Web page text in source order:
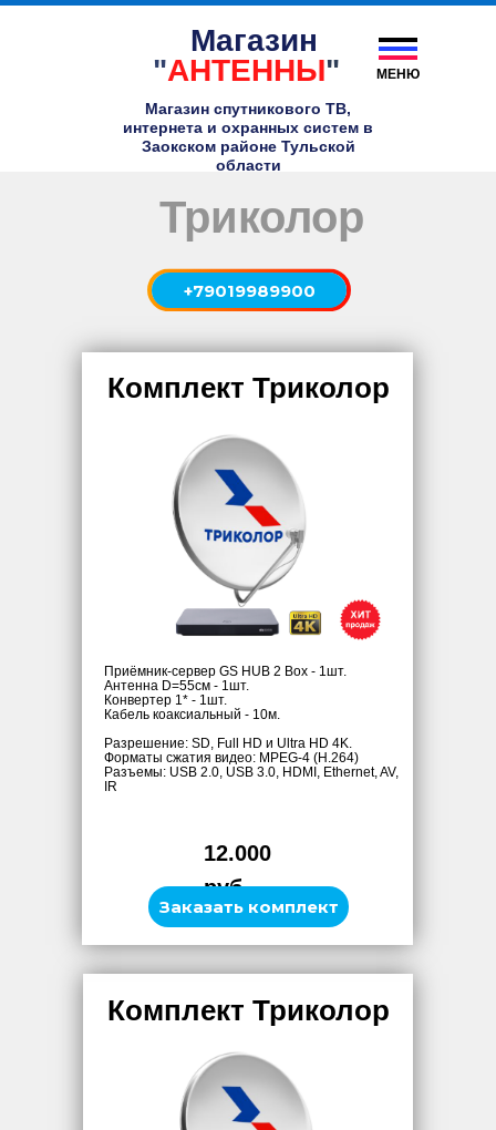
МЕНЮ
Магазин спутникового ТВ,
интернета и охранных систем в
Заокском районе Тульской
области
Магазин
"АНТЕННЫ"
Комплект Триколор
Приёмник-сервер GS HUB 2 Box - 1шт.
Антенна D=55см - 1шт.
Конвертер 1* - 1шт.
Кабель коаксиальный - 10м.
Разрешение: SD, Full HD и Ultra HD 4K.
Форматы сжатия видео: MPEG-4 (H.264)
Разъемы: USB 2.0, USB 3.0, HDMI, Ethernet, AV,
IR
Комплект Триколор
Триколор
12.000
руб.
Заказать комплект
+79019989900